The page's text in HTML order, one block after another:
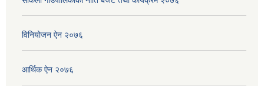
विनियोजन ऐन २०७६
आर्थिक ऐन २०७६